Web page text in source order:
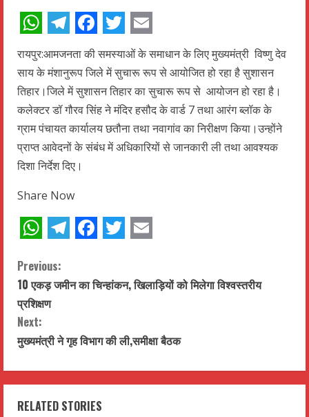
WhatsApp
Telegram
Facebook
Twitter
Email
रायपुर:आमजनता की समस्याओं के समाधान के लिए मुख्यमंत्री विष्णु देव
साय के मंशानुरूप जिले में सुचारू रूप से आयोजित हो रहा है सुशासन
तिहार।जिले में सुशासन तिहार का सुचारू रूप से आयोजन हो रहा है।
कलेक्टर डॉ गौरव सिंह ने मंदिर हसौद के वार्ड 7 तथा आरंग ब्लॉक के
ग्राम पंचायत कार्यालय छतौना तथा नवागांव का निरीक्षण किया।उन्होंने
प्राप्त आवेदनों के संबंध में अधिकारियों से जानकारी ली तथा आवश्यक
दिशा निर्देश दिए।
Share Now
C
o
n
t
i
Previous:
10 एकड़ जमीन का चिन्हांकन, खिलाड़ियों को मिलेगा विश्वस्तरीय
प्रशिक्षण
Next:
मुख्यमंत्री ने गृह विभाग की ली,समीक्षा बैठक
RELATED STORIES